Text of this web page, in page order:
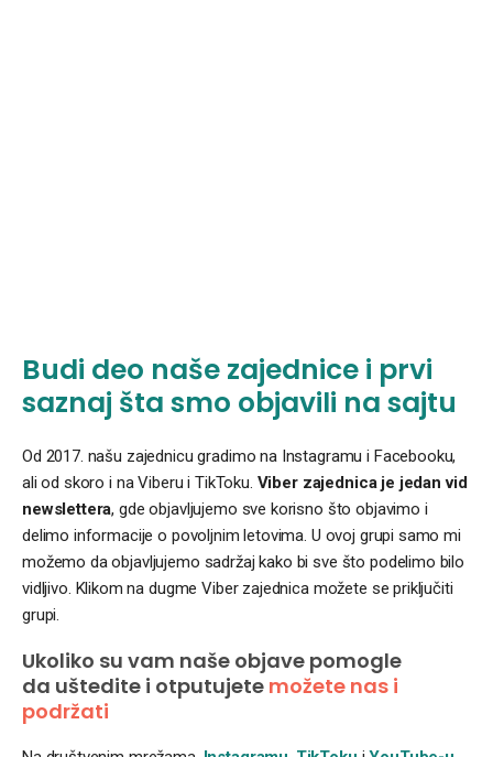
Budi deo naše zajednice i prvi
saznaj šta smo objavili na sajtu
Od 2017. našu zajednicu gradimo na Instagramu i Facebooku,
ali od skoro i na Viberu i TikToku. Viber zajednica je jedan vid
newslettera, gde objavljujemo sve korisno što objavimo i
delimo informacije o povoljnim letovima. U ovoj grupi samo mi
možemo da objavljujemo sadržaj kako bi sve što podelimo bilo
vidljivo. Klikom na dugme Viber zajednica možete se priključiti
grupi.
Ukoliko su vam naše objave pomogle
da uštedite i otputujete možete nas i
podržati